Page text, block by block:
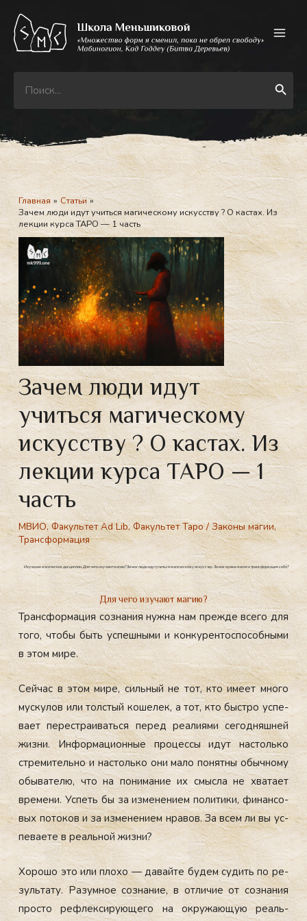
содержимому
Search
for:
Search Button
Главная
Статьи
Зачем люди идут учиться магическому искусству ? О кастах. Из
лекции курса ТАРО — 1 часть
Зачем люди идут
учиться магическому
искусству ? О кастах. Из
лекции курса ТАРО — 1
часть
МВИО,Факультет Ad Lib,Факультет Таро/Законы магии,
Трансформация
Изучение магических дисциплин. Для чего изучают магию? Зачем люди идут учиться магическому искусству. Зачем нужна магия и трансформация себя?
Для чего изучают магию?
Тран­сфор­ма­ция соз­на­ния нуж­на нам преж­де все­го для
то­го, что­бы быть ус­пешны­ми и кон­ку­рен­тоспо­соб­ны­ми
в этом ми­ре.
Сей­час в этом ми­ре, силь­ный не тот, кто име­ет мно­го
мус­ку­лов или тол­стый ко­шелек, а тот, кто быс­тро ус­пе­
ва­ет пе­рес­тра­ивать­ся пе­ред ре­али­ями се­год­няшней
жиз­ни. Ин­форма­ци­он­ные про­цес­сы идут нас­толь­ко
стре­митель­но и нас­толь­ко они ма­ло по­нят­ны обыч­но­му
обы­вате­лю, что на по­нима­ние их смыс­ла не хва­та­ет
вре­мени. Ус­петь бы за из­ме­нени­ем по­лити­ки, фи­нан­со­
вых по­токов и за из­ме­нени­ем нра­вов. За всем ли вы ус­
пе­ва­ете в ре­аль­ной жиз­ни?
Хо­рошо это или пло­хо — да­вай­те бу­дем су­дить по ре­
зуль­та­ту. Ра­зум­ное соз­на­ние, в от­ли­чие от соз­на­ния
прос­то реф­лекси­ру­юще­го на ок­ру­жа­ющую ре­аль­